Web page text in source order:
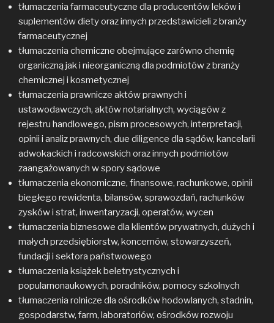
tłumaczenia farmaceutyczne dla producentów leków i
suplementów diety oraz innych przedstawicieli z branży
farmaceutycznej
tłumaczenia chemiczne obejmujące zarówno chemię
organiczną jak i nieorganiczną dla podmiotów z branży
chemicznej i kosmetycznej
tłumaczenia prawnicze aktów prawnych i
ustawodawczych, aktów notarialnych, wyciągów z
rejestru handlowego, pism procesowych, interpretacji,
opinii i analiz prawnych, due diligence dla sądów, kancelarii
adwokackich i radcowskich oraz innych podmiotów
zaangażowanych w spory sądowe
tłumaczenia ekonomiczne, finansowe, rachunkowe, opinii
biegłego rewidenta, bilansów, sprawozdań, rachunków
zysków i strat, inwentaryzacji, operatów, wycen
tłumaczenia biznesowe dla klientów prywatnych, dużych i
małych przedsiębiorstw, koncernów, stowarzyszeń,
fundacji i sektora państwowego
tłumaczenia książek beletrystycznych i
popularnonaukowych, poradników, pomocy szkolnych
tłumaczenia rolnicze dla ośrodków hodowlanych, stadnin,
gospodarstw, farm, laboratoriów, ośrodków rozwoju